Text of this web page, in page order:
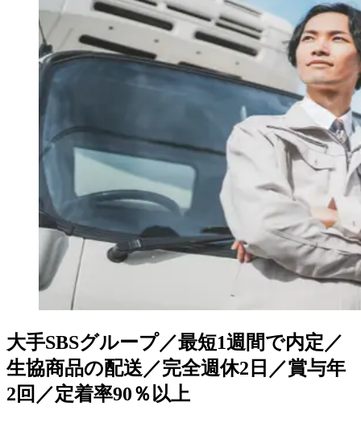
大手SBSグループ／最短1週間で内定／
生協商品の配送／完全週休2日／賞与年
2回／定着率90％以上